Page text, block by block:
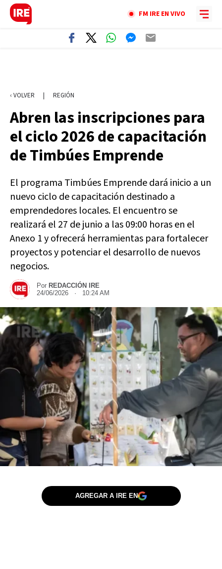
FM IRE EN VIVO
‹ VOLVER | REGIÓN
Abren las inscripciones para
el ciclo 2026 de capacitación
de Timbúes Emprende
El programa Timbúes Emprende dará inicio a un
nuevo ciclo de capacitación destinado a
emprendedores locales. El encuentro se
realizará el 27 de junio a las 09:00 horas en el
Anexo 1 y ofrecerá herramientas para fortalecer
proyectos y potenciar el desarrollo de nuevos
negocios.
Por REDACCIÓN IRE
24/06/2026 · 10:24 AM
AGREGAR A IRE EN